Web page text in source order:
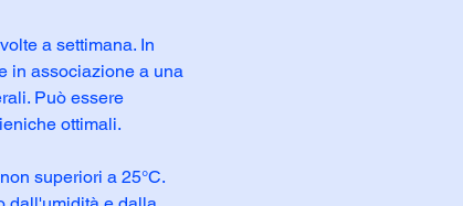
a settimana. In
in associazione a una
Può essere
ottimali.
superiori a 25°C.